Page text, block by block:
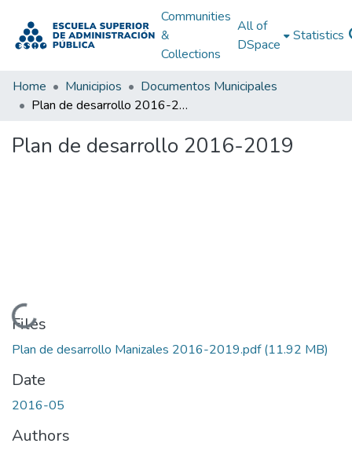
Communities
&
Collections
All of
DSpace
Statistics
Home Municipios
Documentos Municipales
Plan de desarrollo 2016-2019
Plan de desarrollo 2016-2019
Loading...
Files
Plan de desarrollo Manizales 2016-2019.pdf(11.92 MB)
Date
2016-05
Authors